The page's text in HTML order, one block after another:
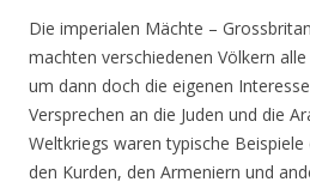
Die imperialen Mächte –
machten verschiedenen Völkern
um dann doch die eigenen
Versprechen an die Juden und die
Weltkriegs waren typische
den Kurden, den Armeniern und